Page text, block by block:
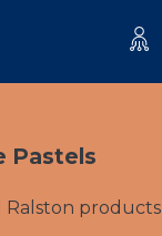
Pastels
Ralston products